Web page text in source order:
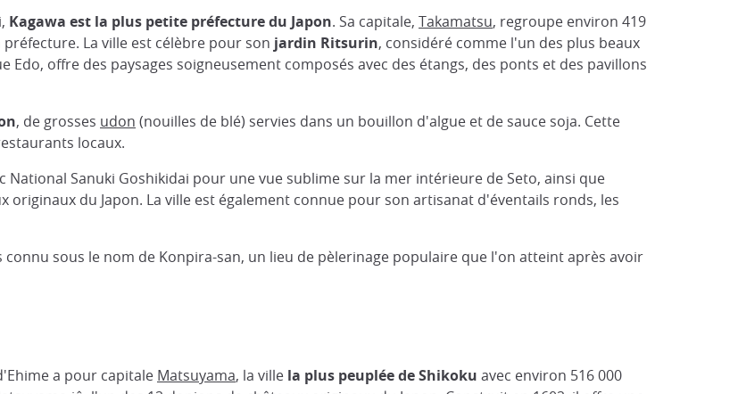
Kagawa est la plus petite préfecture du Japon. Sa capitale, Takamatsu, regroupe environ 419
La ville est célèbre pour son jardin Ritsurin, considéré comme l'un des plus beaux
offre des paysages soigneusement composés avec des étangs, des ponts et des pavillons
, de grosses udon (nouilles de blé) servies dans un bouillon d'algue et de sauce soja. Cette
locaux.
National Sanuki Goshikidai pour une vue sublime sur la mer intérieure de Seto, ainsi que
originaux du Japon. La ville est également connue pour son artisanat d'éventails ronds, les
connu sous le nom de Konpira-san, un lieu de pèlerinage populaire que l'on atteint après avoir
a pour capitale Matsuyama, la ville la plus peuplée de Shikoku avec environ 516 000